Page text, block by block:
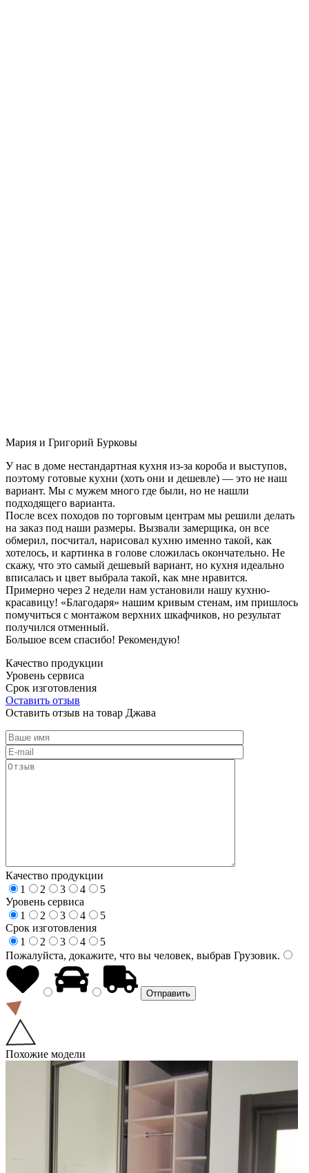
Мария и Григорий Бурковы
У нас в доме нестандартная кухня из-за короба и выступов,
поэтому готовые кухни (хоть они и дешевле) — это не наш
вариант. Мы с мужем много где были, но не нашли
подходящего варианта.
После всех походов по торговым центрам мы решили делать
на заказ под наши размеры. Вызвали замерщика, он все
обмерил, посчитал, нарисовал кухню именно такой, как
хотелось, и картинка в голове сложилась окончательно. Не
скажу, что это самый дешевый вариант, но кухня идеально
вписалась и цвет выбрала такой, как мне нравится.
Примерно через 2 недели нам установили нашу кухню-
красавицу! «Благодаря» нашим кривым стенам, им пришлось
помучиться с монтажом верхних шкафчиков, но результат
получился отменный.
Большое всем спасибо! Рекомендую!
Качество продукции
Уровень сервиса
Срок изготовления
Оставить отзыв
Оставить отзыв на товар Джава
Качество продукции
1
2 3 4
5
Уровень сервиса
1
2 3 4
5
Срок изготовления
1
2 3 4
5
Пожалуйста, докажите, что вы человек, выбрав Грузовик.
Похожие модели